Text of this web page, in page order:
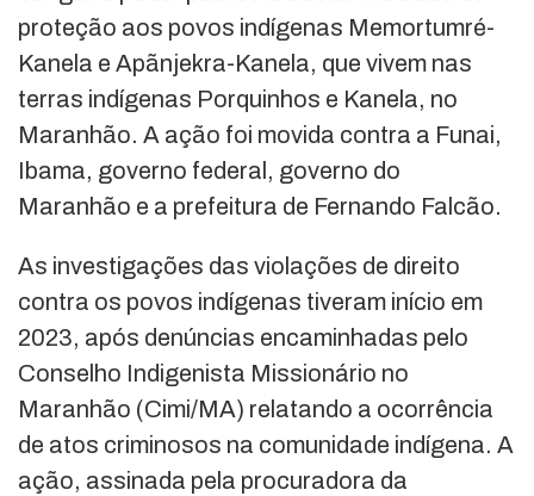
proteção aos povos indígenas Memortumré-
Kanela e Apãnjekra-Kanela, que vivem nas
terras indígenas Porquinhos e Kanela, no
Maranhão. A ação foi movida contra a Funai,
Ibama, governo federal, governo do
Maranhão e a prefeitura de Fernando Falcão.
As investigações das violações de direito
contra os povos indígenas tiveram início em
2023, após denúncias encaminhadas pelo
Conselho Indigenista Missionário no
Maranhão (Cimi/MA) relatando a ocorrência
de atos criminosos na comunidade indígena. A
ação, assinada pela procuradora da